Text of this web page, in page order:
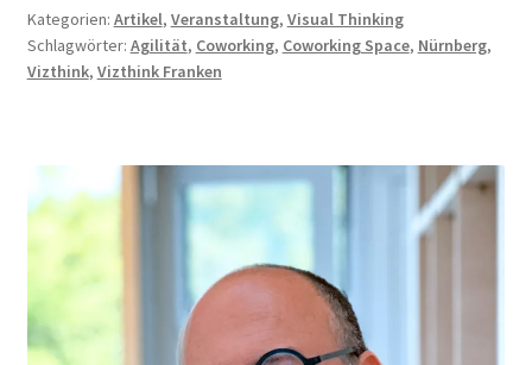
Kategorien: Artikel, Veranstaltung, Visual Thinking
Schlagwörter: Agilität, Coworking, Coworking Space, Nürnberg,
Vizthink, Vizthink Franken